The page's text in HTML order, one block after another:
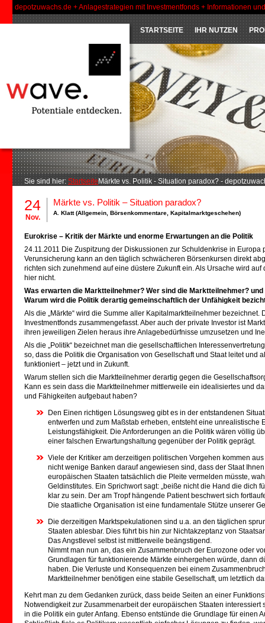
depotzuwachs.de + Anlagestrategien mit Investmentfonds + Informationen
STARTSEITE IHR NUTZEN
Sie sind hier: StartseiteMärkte vs. Politik - Situation paradox? -
24
Nov.
Märkte vs. Politik – Situation paradox?
A. Klatt (Allgemein Börsenkommentare Kapitalmarktgeschehen)
Eurokrise – Kritik der Märkte und enorme Erwartungen an die Politik
24.11.2011 Die Zuspitzung der Diskussionen zur Schuldenkrise in
Verunsicherung kann an den täglich schwächeren Börsenkursen direkt
richten sich zunehmend auf eine düstere Zukunft ein. Als Ursache wird
hier nicht.
Was erwarten die Marktteilnehmer? Wer sind die Marktteilnehmer? und
Warum wird die Politik derartig gemeinschaftlich der Unfähigkeit
Als die „Märkte“ wird die Summe aller Kapitalmarktteilnehmer
Investmentfonds zusammengefasst. Aber auch der private Investor ist
ihren jeweiligen Zielen heraus ihre Anlagebedürfnisse umzusetzen und
Als die „Politik“ bezeichnet man die gesellschaftlichen
so, dass die Politik die Organisation von Gesellschaft und Staat leitet und
funktioniert – jetzt und in Zukunft.
Warum stellen sich die Marktteilnehmer derartig gegen die
Kann es sein dass die Marktteilnehmer mittlerweile ein idealisiertes und
und Fähigkeiten aufgebaut haben?
Den Einen richtigen Lösungsweg gibt es in der entstandenen
entwerfen und zum Maßstab erheben, entsteht eine
Leistungsfähigkeit. Die Anforderungen an die Politik wären völlig
einer falschen Erwartungshaltung gegenüber der Politik geprägt.
Viele der Kritiker am derzeitigen politischen Vorgehen kommen
nicht wenige Banken darauf angewiesen sind, dass der Staat
europäischen Staaten tatsächlich die Pleite vermelden müsste,
Geldinstitutes. Ein Sprichwort sagt: „beiße nicht die Hand die dich
klar zu sein. Der am Tropf hängende Patient beschwert sich
Die staatliche Organisation ist eine fundamentale Stütze unserer
Die derzeitigen Marktspekulationen sind u.a. an den täglichen
Staaten ablesbar. Dies führt bis hin zur Nichtakzeptanz von
Das Angstlevel selbst ist mittlerweile beängstigend.
Nimmt man nun an, das ein Zusammenbruch der Eurozone oder
Grundlagen für funktionierende Märkte einhergehen würde, dann
haben. Die Verluste und Konsequenzen bei einem
Marktteilnehmer benötigen eine stabile Gesellschaft, um letztlich
Kehrt man zu dem Gedanken zurück, dass beide Seiten an einer
Notwendigkeit zur Zusammenarbeit der europäischen Staaten
in die Politik ein guter Anfang. Ebenso entstünde die Grundlage für einen